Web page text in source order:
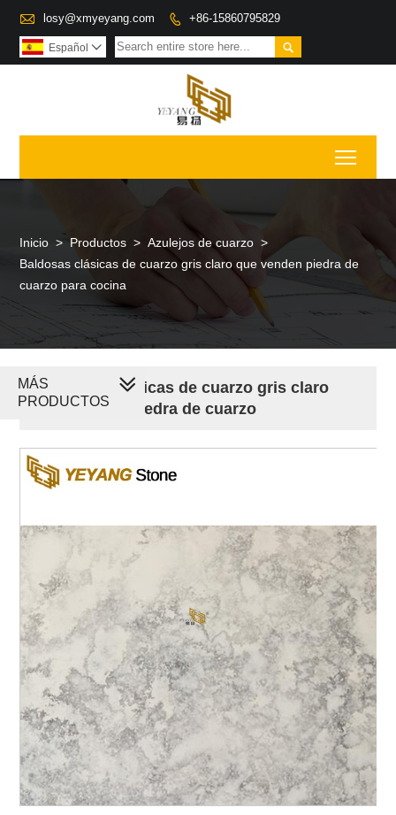
 losy@xmyeyang.com  +86-15860795829

Español 
Inicio > Productos > Azulejos de cuarzo >
Baldosas clásicas de cuarzo gris claro que venden piedra de
cuarzo para cocina
Baldosas clásicas de cuarzo gris claro
que venden piedra de cuarzo
MÁS
PRODUCTOS